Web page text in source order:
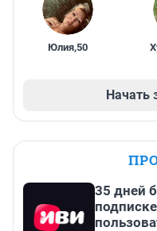
Юлия,50
Начать
35 дней